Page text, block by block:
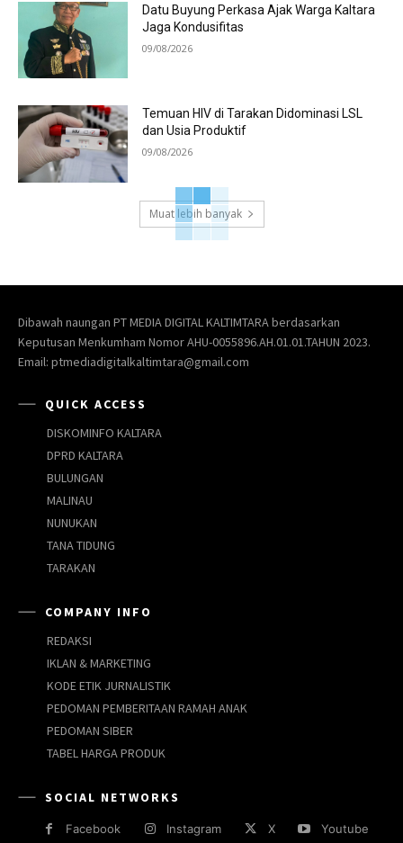
Datu Buyung Perkasa Ajak Warga Kaltara
Jaga Kondusifitas
09/08/2026
Temuan HIV di Tarakan Didominasi LSL
dan Usia Produktif
09/08/2026
Muat lebih banyak
Dibawah naungan PT MEDIA DIGITAL KALTIMTARA berdasarkan
Keputusan Menkumham Nomor AHU-0055896.AH.01.01.TAHUN 2023.
Email: ptmediadigitalkaltimtara@gmail.com
QUICK ACCESS
DISKOMINFO KALTARA
DPRD KALTARA
BULUNGAN
MALINAU
NUNUKAN
TANA TIDUNG
TARAKAN
COMPANY INFO
REDAKSI
IKLAN & MARKETING
KODE ETIK JURNALISTIK
PEDOMAN PEMBERITAAN RAMAH ANAK
PEDOMAN SIBER
TABEL HARGA PRODUK
SOCIAL NETWORKS
Facebook Instagram X Youtube